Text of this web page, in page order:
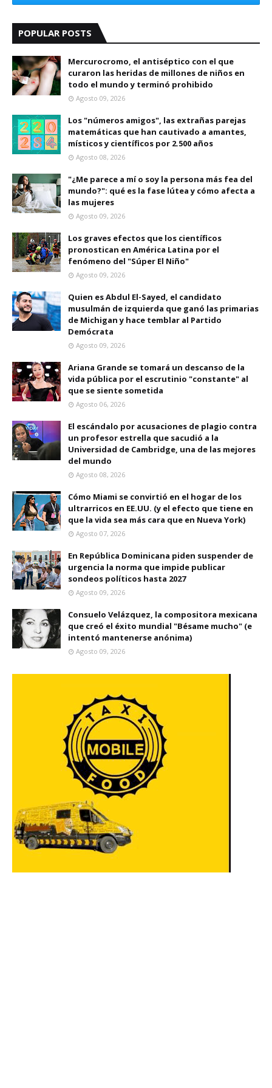
POPULAR POSTS
Mercurocromo, el antiséptico con el que
curaron las heridas de millones de niños en
todo el mundo y terminó prohibido
Agosto 09, 2026
Los "números amigos", las extrañas parejas
matemáticas que han cautivado a amantes,
místicos y científicos por 2.500 años
Agosto 08, 2026
"¿Me parece a mí o soy la persona más fea del
mundo?": qué es la fase lútea y cómo afecta a
las mujeres
Agosto 09, 2026
Los graves efectos que los científicos
pronostican en América Latina por el
fenómeno del "Súper El Niño"
Agosto 09, 2026
Quien es Abdul El-Sayed, el candidato
musulmán de izquierda que ganó las primarias
de Michigan y hace temblar al Partido
Demócrata
Agosto 09, 2026
Ariana Grande se tomará un descanso de la
vida pública por el escrutinio "constante" al
que se siente sometida
Agosto 06, 2026
El escándalo por acusaciones de plagio contra
un profesor estrella que sacudió a la
Universidad de Cambridge, una de las mejores
del mundo
Agosto 08, 2026
Cómo Miami se convirtió en el hogar de los
ultrarricos en EE.UU. (y el efecto que tiene en
que la vida sea más cara que en Nueva York)
Agosto 07, 2026
En República Dominicana piden suspender de
urgencia la norma que impide publicar
sondeos políticos hasta 2027
Agosto 09, 2026
Consuelo Velázquez, la compositora mexicana
que creó el éxito mundial "Bésame mucho" (e
intentó mantenerse anónima)
Agosto 09, 2026